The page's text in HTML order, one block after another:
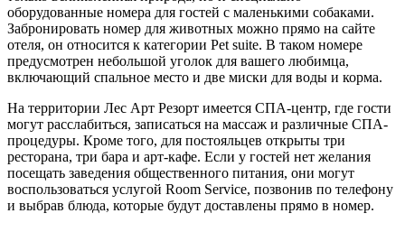
оборудованные номера для гостей с маленькими собаками.
Забронировать номер для животных можно прямо на сайте
отеля, он относится к категории Pet suite. В таком номере
предусмотрен небольшой уголок для вашего любимца,
включающий спальное место и две миски для воды и корма.
На территории Лес Арт Резорт имеется СПА-центр, где гости
могут расслабиться, записаться на массаж и различные СПА-
процедуры. Кроме того, для постояльцев открыты три
ресторана, три бара и арт-кафе. Если у гостей нет желания
посещать заведения общественного питания, они могут
воспользоваться услугой Room Service, позвонив по телефону
и выбрав блюда, которые будут доставлены прямо в номер.